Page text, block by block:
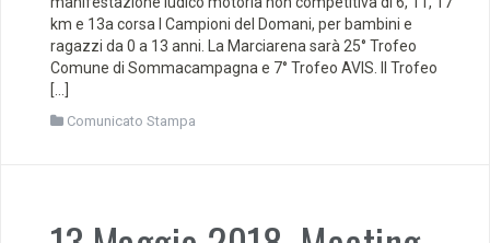
km e 13a corsa I Campioni del Domani, per bambini e
ragazzi da 0 a 13 anni. La Marciarena sarà 25° Trofeo
Comune di Sommacampagna e 7° Trofeo AVIS. Il Trofeo
[…]
Comunicato Stampa